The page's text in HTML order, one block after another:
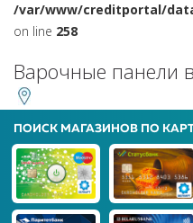
/var/www/creditportal/
on line 258
Варочные панели
ПОИСК МАГАЗИНОВ ПО